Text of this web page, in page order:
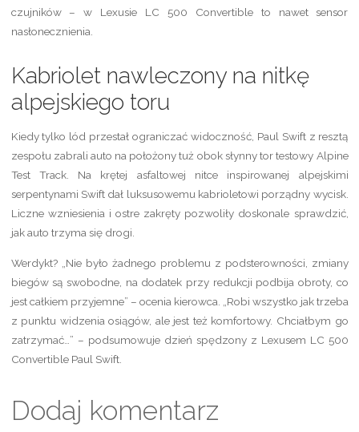
czujników – w Lexusie LC 500 Convertible to nawet sensor
nasłonecznienia.
Kabriolet nawleczony na nitkę
alpejskiego toru
Kiedy tylko lód przestał ograniczać widoczność, Paul Swift z resztą
zespołu zabrali auto na położony tuż obok słynny tor testowy Alpine
Test Track. Na krętej asfaltowej nitce inspirowanej alpejskimi
serpentynami Swift dał luksusowemu kabrioletowi porządny wycisk.
Liczne wzniesienia i ostre zakręty pozwoliły doskonale sprawdzić,
jak auto trzyma się drogi.
Werdykt? „Nie było żadnego problemu z podsterowności, zmiany
biegów są swobodne, na dodatek przy redukcji podbija obroty, co
jest całkiem przyjemne” – ocenia kierowca. „Robi wszystko jak trzeba
z punktu widzenia osiągów, ale jest też komfortowy. Chciałbym go
zatrzymać…” – podsumowuje dzień spędzony z Lexusem LC 500
Convertible Paul Swift.
Dodaj komentarz